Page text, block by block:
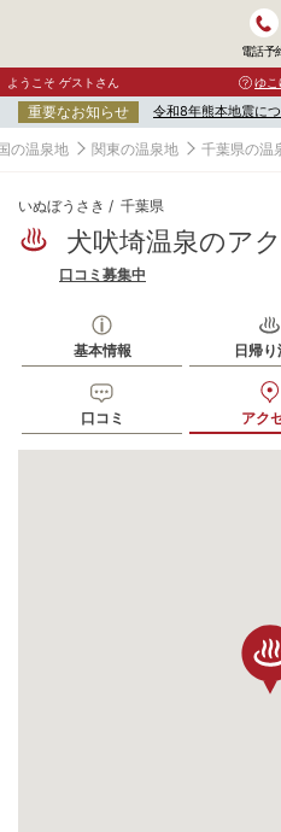
電話予
ようこそ ゲストさん ゆこ
重要なお知らせ 令和8年熊本地震に
の温泉地 関東の温泉地 千葉県の温
いぬぼうさき 千葉県
犬吠埼温泉のア
口コミ募集中
基本情報 日帰
口コミ アク